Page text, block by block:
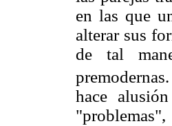
en las que
alterar sus
de tal
hace